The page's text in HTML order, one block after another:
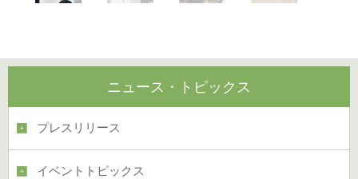
ニュース・トピックス
プレスリリース
イベントトピックス